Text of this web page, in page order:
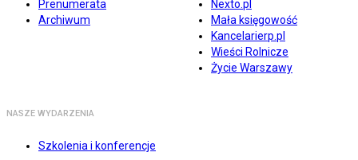
Prenumerata
Archiwum
Nexto.pl
Mała księgowość
Kancelarierp.pl
Wieści Rolnicze
Życie Warszawy
NASZE WYDARZENIA
Szkolenia i konferencje